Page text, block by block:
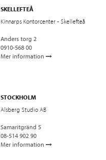
SKELLEFTEÅ
Kinnarps Kontorcenter - Skellefteå
Anders torg 2
0910-568 00
Mer information
STOCKHOLM
Alsberg Studio AB
Samaritgränd 5
08-514 902 90
Mer information